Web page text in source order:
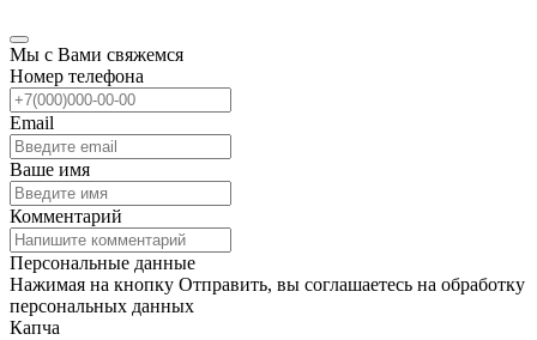
Мы с Вами свяжемся
Номер телефона
Email
Ваше имя
Комментарий
Персональные данные
Нажимая на кнопку Отправить, вы соглашаетесь на обработку
персональных данных
Капча